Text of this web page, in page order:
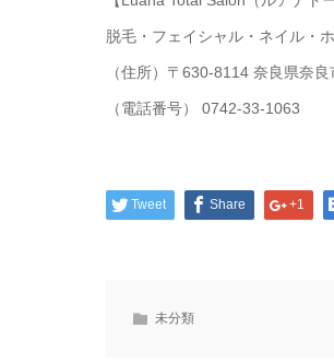
脱毛・フェイシャル・ネイル・
（住所）〒630-8114 奈良県奈
（電話番号） 0742-33-1063
Tweet Share +1
未分類